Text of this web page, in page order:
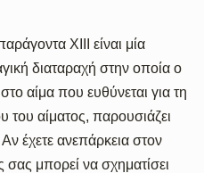
XIII είναι μία
διαταραχή στην οποία ο
αίμα που ευθύνεται για τη
αίματος, παρουσιάζει
έχετε ανεπάρκεια στον
μπορεί να σχηματίσει